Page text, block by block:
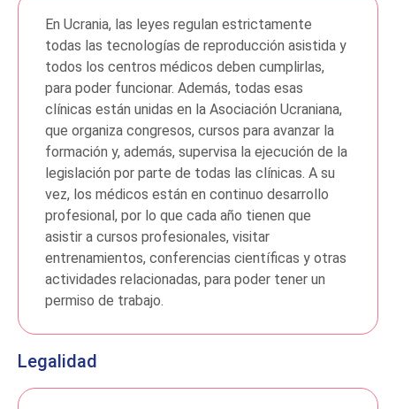
En Ucrania, las leyes regulan estrictamente
todas las tecnologías de reproducción asistida y
todos los centros médicos deben cumplirlas,
para poder funcionar. Además, todas esas
clínicas están unidas en la Asociación Ucraniana,
que organiza congresos, cursos para avanzar la
formación y, además, supervisa la ejecución de la
legislación por parte de todas las clínicas. A su
vez, los médicos están en continuo desarrollo
profesional, por lo que cada año tienen que
asistir a cursos profesionales, visitar
entrenamientos, conferencias científicas y otras
actividades relacionadas, para poder tener un
permiso de trabajo.
Legalidad